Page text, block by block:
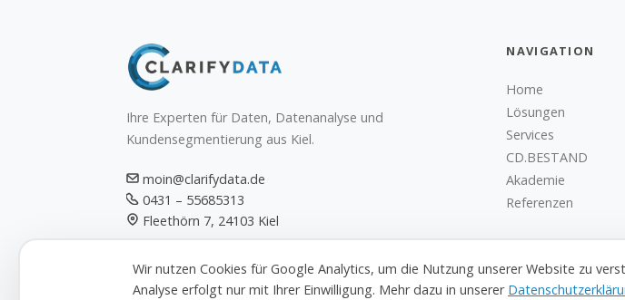
Ihre Experten für Daten, Datenanalyse und
Kundensegmentierung aus Kiel.
moin@clarifydata.de
0431 – 55685313
Fleethörn 7, 24103 Kiel
NAVIGATION
Home
Lösungen
Services
CD.BESTAND
Akademie
Referenzen
Wir nutzen Cookies für Google Analytics, um die Nutzung unserer Website zu
Analyse erfolgt nur mit Ihrer Einwilligung. Mehr dazu in unserer